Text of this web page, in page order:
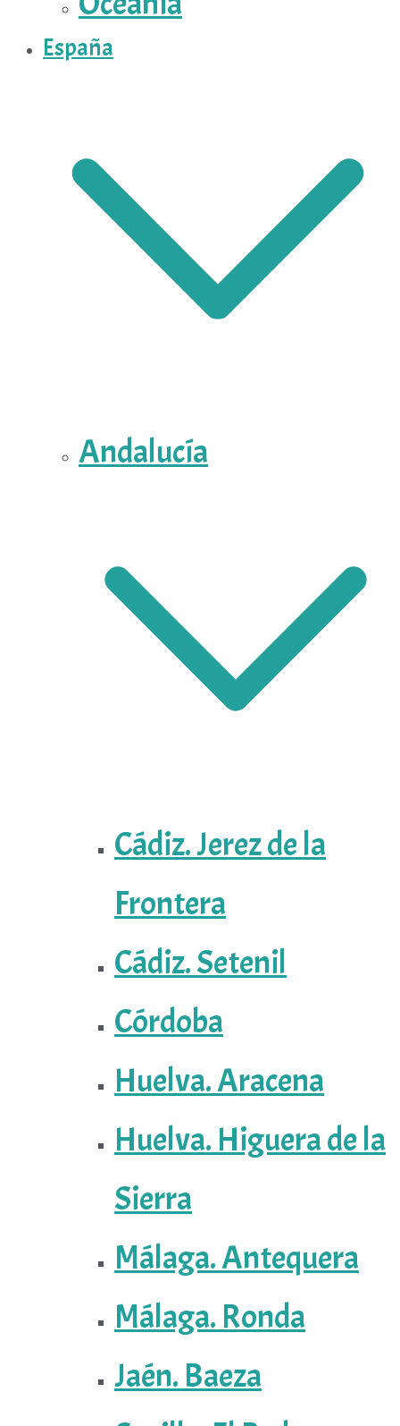
España
Andalucía
Cádiz. Jerez de la
Frontera
Cádiz. Setenil
Córdoba
Huelva. Aracena
Huelva. Higuera de la
Sierra
Málaga. Antequera
Málaga. Ronda
Jaén. Baeza